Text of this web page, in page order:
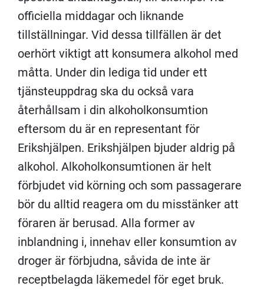
officiella middagar och liknande
tillställningar. Vid dessa tillfällen är det
oerhört viktigt att konsumera alkohol med
måtta. Under din lediga tid under ett
tjänsteuppdrag ska du också vara
återhållsam i din alkoholkonsumtion
eftersom du är en representant för
Erikshjälpen. Erikshjälpen bjuder aldrig på
alkohol. Alkoholkonsumtionen är helt
förbjudet vid körning och som passagerare
bör du alltid reagera om du misstänker att
föraren är berusad. Alla former av
inblandning i, innehav eller konsumtion av
droger är förbjudna, såvida de inte är
receptbelagda läkemedel för eget bruk.